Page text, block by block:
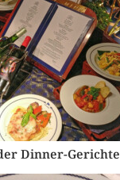
Dinner-Gerichte